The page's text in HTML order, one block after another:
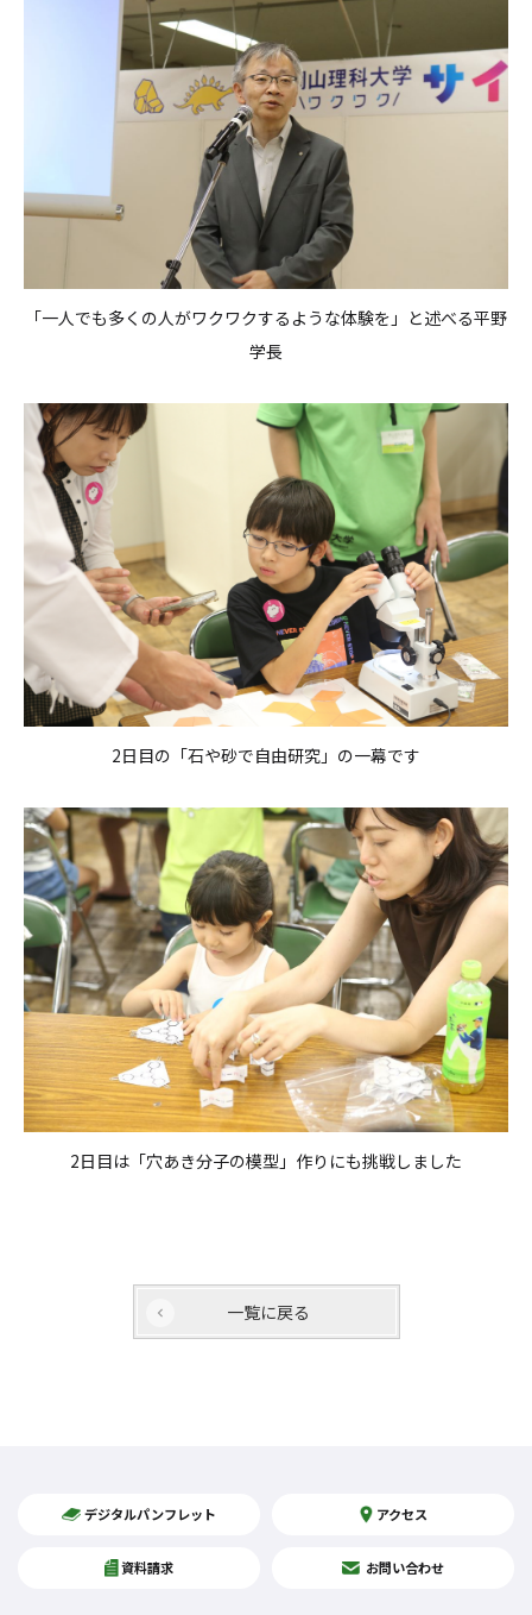
「一人でも多くの人がワクワクするような体験を」と述べる平野
学長
2日目の「石や砂で自由研究」の一幕です
2日目は「穴あき分子の模型」作りにも挑戦しました
一覧に戻る
デジタルパンフレット アクセス
資料請求 お問い合わせ